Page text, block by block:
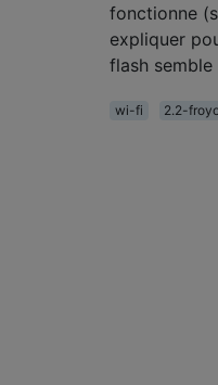
fonctionne
expliquer
flash
wi-fi 2.2-